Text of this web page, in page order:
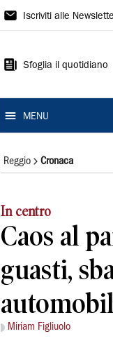
Gazzetta
Reggio
Iscriviti alle
Sfoglia il quotidiano
MENU
Reggio Cronaca
In centro
Caos al
guasti,
Miriam Figliuolo